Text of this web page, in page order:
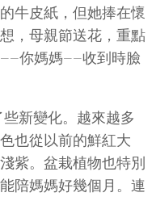
牛皮紙，但她捧在懷
，母親節送花，重點
你媽媽——收到時臉
新變化。越來越多
也從以前的鮮紅大
紫。盆栽植物也特別
陪媽媽好幾個月。連